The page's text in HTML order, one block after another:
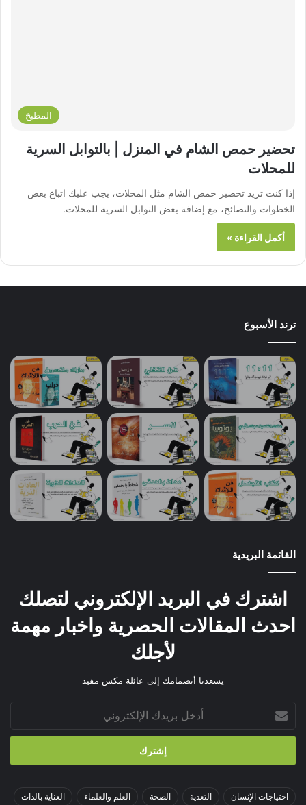
المطبخ
تحضير حمص الشام في المنزل | بالتوابل السرية
للمحلات
إذا كنت تريد تحضير حمص الشام مثل المحلات، يجب عليك اتباع بعض
الخطوات والنصائح، مع إضافة بعض التوابل السرية للمحلات.
أكمل القراءة »
ترند الأسبوع
القائمة البريدية
اشترك في البريد الإلكتروني لتصلك
احدث المقالات الحصرية واخبار مهمة
لأجلك
يسعدنا أنضمامك إلى عائلة مكس مفيد
أدخل
بريدك
الإلكتروني
احتياجات الإنسان التغذية الصحة العلم والعلماء العناية بالذات